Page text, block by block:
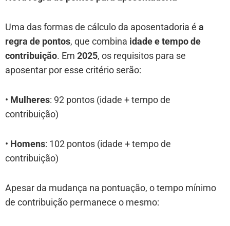
Uma das formas de cálculo da aposentadoria é a
regra de pontos, que combina idade e tempo de
contribuição. Em 2025, os requisitos para se
aposentar por esse critério serão:
• Mulheres: 92 pontos (idade + tempo de
contribuição)
• Homens: 102 pontos (idade + tempo de
contribuição)
Apesar da mudança na pontuação, o tempo mínimo
de contribuição permanece o mesmo: